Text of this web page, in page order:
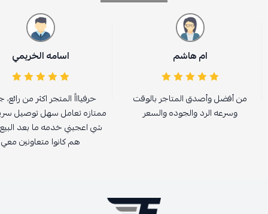
ام هاشم
من أفضل وأصدق المتاجر بالوقت
وسرعه الرد والجوده والسعر
اسامه الخريمي
حرفياااً المتجر اكثر من
ممتازه تعامل سهل توصيل
شي اعجبني خدمه ما بعد
هم كانوا متعاونين معي